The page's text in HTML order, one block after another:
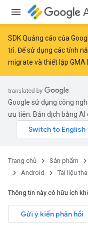
SDK Quảng cáo của
trì. Để sử dụng các tính
migrate và thiết lập GMA
Google sử dụng công
ưu tiên. Bản dịch bằng AI
Trang chủ Sản phẩm
Android
Tài liệu
Thông tin này có hữu ích
Gửi ý kiến phản hồi